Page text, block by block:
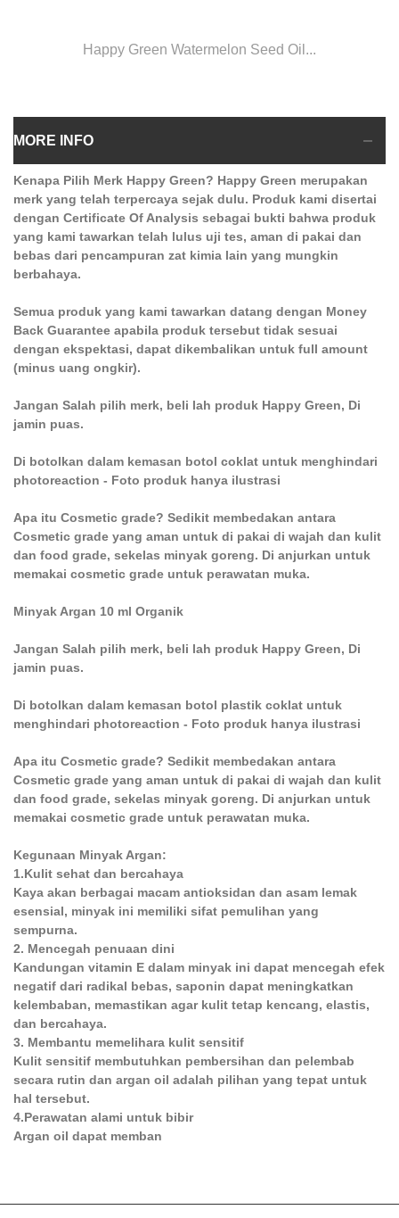
Happy Green Watermelon Seed Oil...
MORE INFO
Kenapa Pilih Merk Happy Green? Happy Green merupakan
merk yang telah terpercaya sejak dulu. Produk kami disertai
dengan Certificate Of Analysis sebagai bukti bahwa produk
yang kami tawarkan telah lulus uji tes, aman di pakai dan
bebas dari pencampuran zat kimia lain yang mungkin
berbahaya.
Semua produk yang kami tawarkan datang dengan Money
Back Guarantee apabila produk tersebut tidak sesuai
dengan ekspektasi, dapat dikembalikan untuk full amount
(minus uang ongkir).
Jangan Salah pilih merk, beli lah produk Happy Green, Di
jamin puas.
Di botolkan dalam kemasan botol coklat untuk menghindari
photoreaction - Foto produk hanya ilustrasi
Apa itu Cosmetic grade? Sedikit membedakan antara
Cosmetic grade yang aman untuk di pakai di wajah dan kulit
dan food grade, sekelas minyak goreng. Di anjurkan untuk
memakai cosmetic grade untuk perawatan muka.
Minyak Argan 10 ml Organik
Jangan Salah pilih merk, beli lah produk Happy Green, Di
jamin puas.
Di botolkan dalam kemasan botol plastik coklat untuk
menghindari photoreaction - Foto produk hanya ilustrasi
Apa itu Cosmetic grade? Sedikit membedakan antara
Cosmetic grade yang aman untuk di pakai di wajah dan kulit
dan food grade, sekelas minyak goreng. Di anjurkan untuk
memakai cosmetic grade untuk perawatan muka.
Kegunaan Minyak Argan:
1.Kulit sehat dan bercahaya
Kaya akan berbagai macam antioksidan dan asam lemak
esensial, minyak ini memiliki sifat pemulihan yang
sempurna.
2. Mencegah penuaan dini
Kandungan vitamin E dalam minyak ini dapat mencegah efek
negatif dari radikal bebas, saponin dapat meningkatkan
kelembaban, memastikan agar kulit tetap kencang, elastis,
dan bercahaya.
3. Membantu memelihara kulit sensitif
Kulit sensitif membutuhkan pembersihan dan pelembab
secara rutin dan argan oil adalah pilihan yang tepat untuk
hal tersebut.
4.Perawatan alami untuk bibir
Argan oil dapat memban